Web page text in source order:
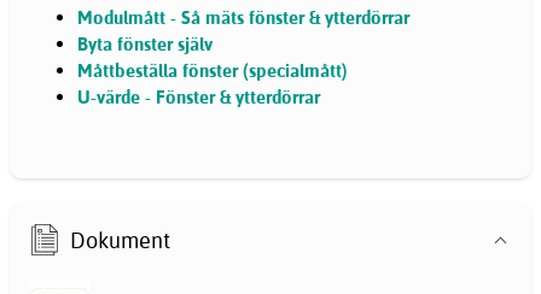
Modulmått - Så mäts fönster & ytterdörrar
Byta fönster själv
Måttbeställa fönster (specialmått)
U-värde - Fönster & ytterdörrar
Dokument